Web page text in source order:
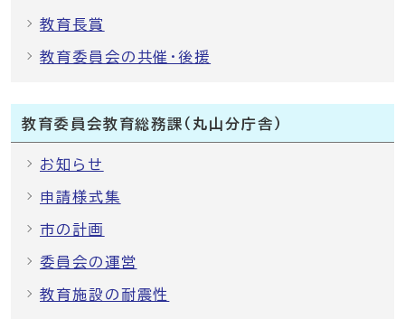
教育長賞
教育委員会の共催・後援
教育委員会教育総務課（丸山分庁舎）
お知らせ
申請様式集
市の計画
委員会の運営
教育施設の耐震性